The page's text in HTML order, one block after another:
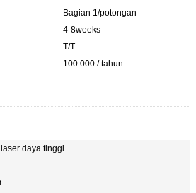
Bagian 1/potongan
4-8weeks
T/T
100.000 / tahun
daya tinggi